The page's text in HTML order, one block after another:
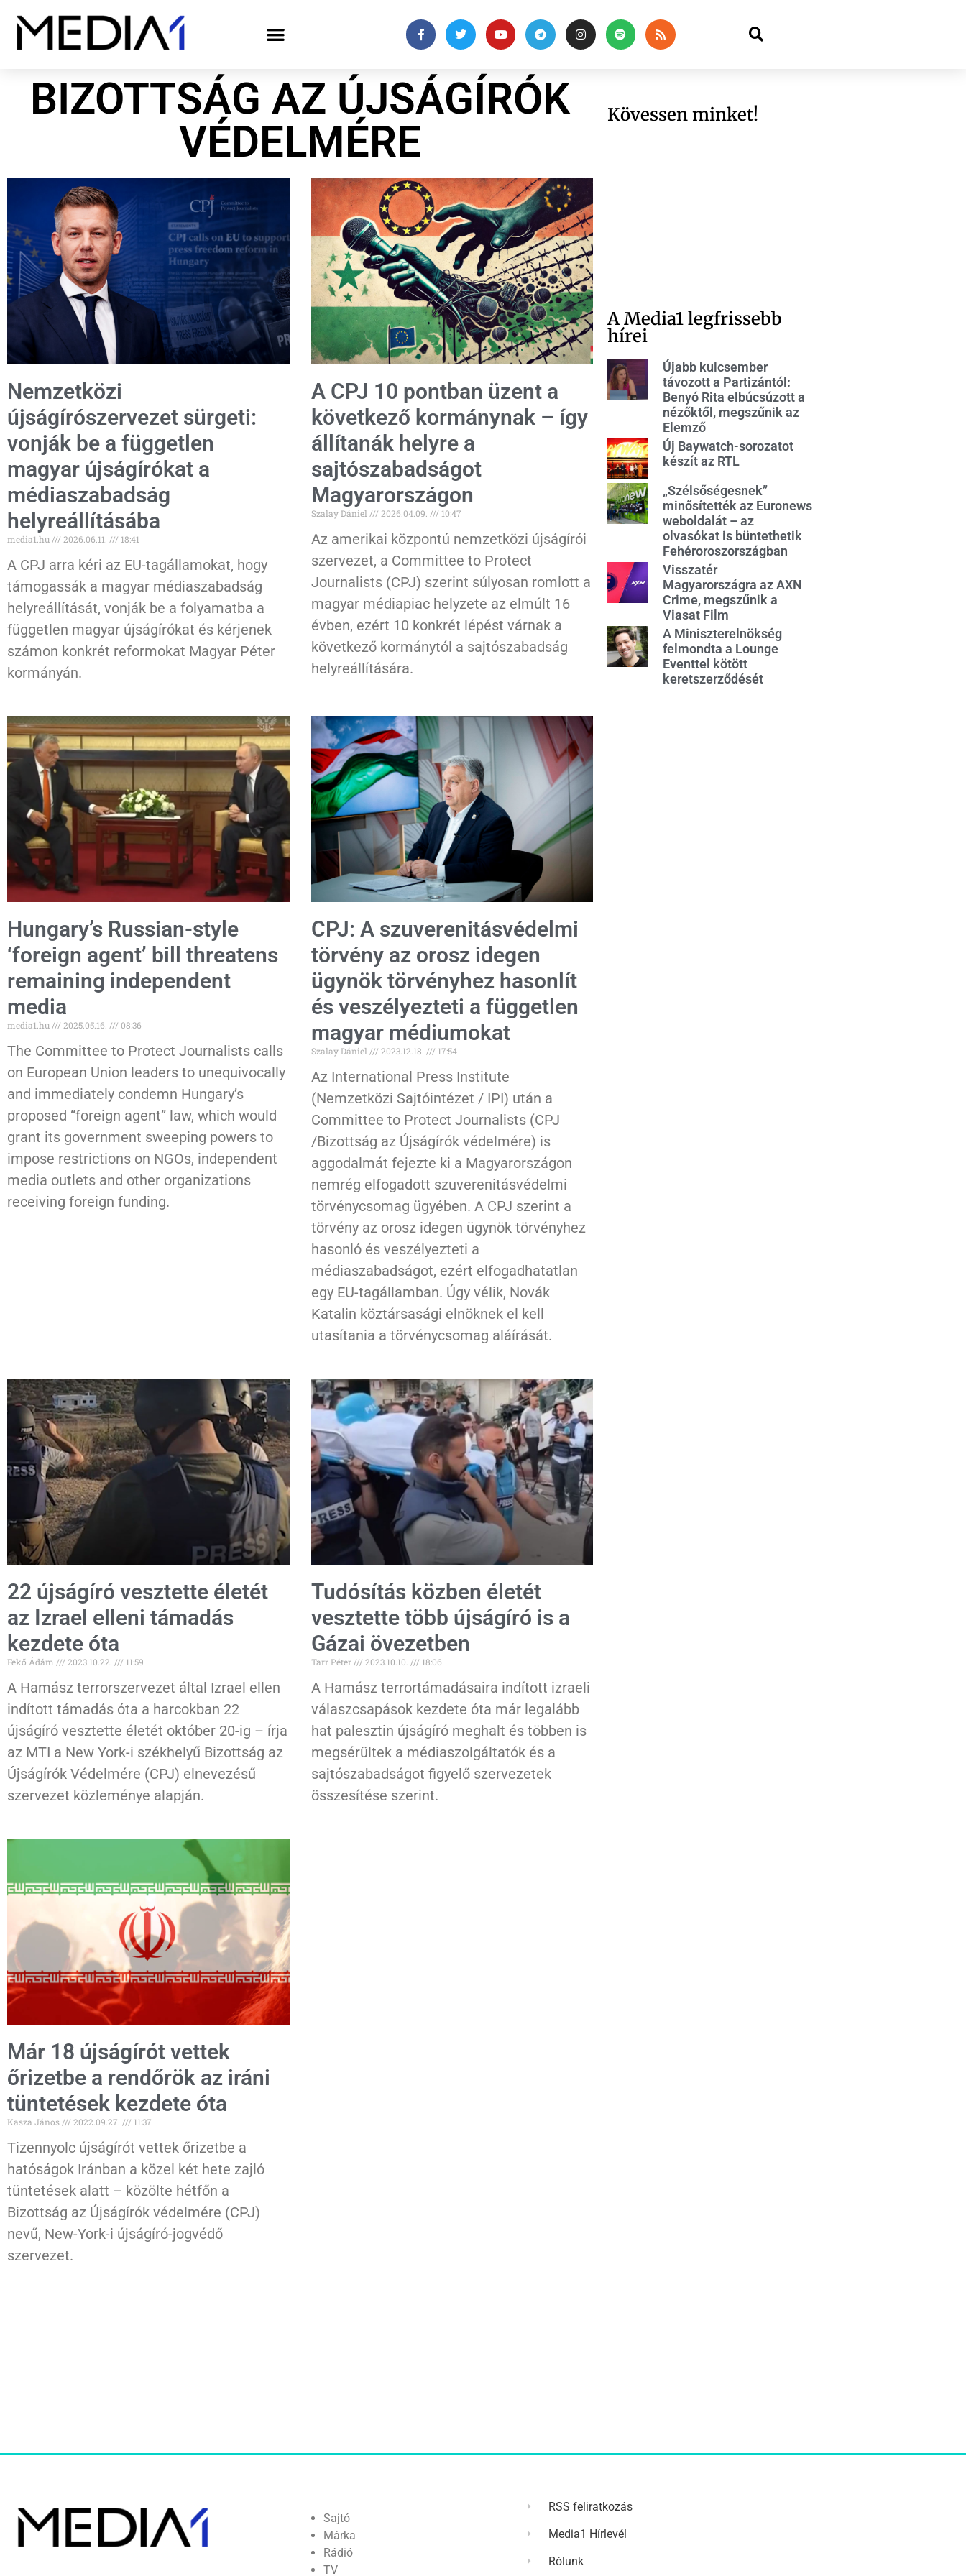
BIZOTTSÁG AZ ÚJSÁGÍRÓK
VÉDELMÉRE
Nemzetközi
újságírószervezet sürgeti:
vonják be a független
magyar újságírókat a
médiaszabadság
helyreállításába
media1.hu 2026.06.11. 18:41
A CPJ arra kéri az EU-tagállamokat, hogy
támogassák a magyar médiaszabadság
helyreállítását, vonják be a folyamatba a
független magyar újságírókat és kérjenek
számon konkrét reformokat Magyar Péter
kormányán.
A CPJ 10 pontban üzent a
következő kormánynak – így
állítanák helyre a
sajtószabadságot
Magyarországon
Szalay Dániel 2026.04.09. 10:47
Az amerikai központú nemzetközi újságírói
szervezet, a Committee to Protect
Journalists (CPJ) szerint súlyosan romlott a
magyar médiapiac helyzete az elmúlt 16
évben, ezért 10 konkrét lépést várnak a
következő kormánytól a sajtószabadság
helyreállítására.
Hungary’s Russian-style
‘foreign agent’ bill threatens
remaining independent
media
media1.hu 2025.05.16. 08:36
The Committee to Protect Journalists calls
on European Union leaders to unequivocally
and immediately condemn Hungary’s
proposed “foreign agent” law, which would
grant its government sweeping powers to
impose restrictions on NGOs, independent
media outlets and other organizations
receiving foreign funding.
CPJ: A szuverenitásvédelmi
törvény az orosz idegen
ügynök törvényhez hasonlít
és veszélyezteti a független
magyar médiumokat
Szalay Dániel 2023.12.18. 17:54
Az International Press Institute
(Nemzetközi Sajtóintézet / IPI) után a
Committee to Protect Journalists (CPJ
/Bizottság az Újságírók védelmére) is
aggodalmát fejezte ki a Magyarországon
nemrég elfogadott szuverenitásvédelmi
törvénycsomag ügyében. A CPJ szerint a
törvény az orosz idegen ügynök törvényhez
hasonló és veszélyezteti a
médiaszabadságot, ezért elfogadhatatlan
egy EU-tagállamban. Úgy vélik, Novák
Katalin köztársasági elnöknek el kell
utasítania a törvénycsomag aláírását.
22 újságíró vesztette életét
az Izrael elleni támadás
kezdete óta
Fekő Ádám 2023.10.22. 11:59
A Hamász terrorszervezet által Izrael ellen
indított támadás óta a harcokban 22
újságíró vesztette életét október 20-ig – írja
az MTI a New York-i székhelyű Bizottság az
Újságírók Védelmére (CPJ) elnevezésű
szervezet közleménye alapján.
Tudósítás közben életét
vesztette több újságíró is a
Gázai övezetben
Tarr Péter 2023.10.10. 18:06
A Hamász terrortámadásaira indított izraeli
válaszcsapások kezdete óta már legalább
hat palesztin újságíró meghalt és többen is
megsérültek a médiaszolgáltatók és a
sajtószabadságot figyelő szervezetek
összesítése szerint.
Már 18 újságírót vettek
őrizetbe a rendőrök az iráni
tüntetések kezdete óta
Kasza János 2022.09.27. 11:37
Tizennyolc újságírót vettek őrizetbe a
hatóságok Iránban a közel két hete zajló
tüntetések alatt – közölte hétfőn a
Bizottság az Újságírók védelmére (CPJ)
nevű, New-York-i újságíró-jogvédő
szervezet.
Kövessen minket!
A Media1 legfrissebb
hírei
Újabb kulcsember
távozott a Partizántól:
Benyó Rita elbúcsúzott a
nézőktől, megszűnik az
Elemző
Új Baywatch-sorozatot
készít az RTL
„Szélsőségesnek”
minősítették az Euronews
weboldalát – az
olvasókat is büntethetik
Fehéroroszországban
Visszatér
Magyarországra az AXN
Crime, megszűnik a
Viasat Film
A Miniszterelnökség
felmondta a Lounge
Eventtel kötött
keretszerződését
Sajtó
Márka
Rádió
TV
RSS feliratkozás
Media1 Hírlevél
Rólunk